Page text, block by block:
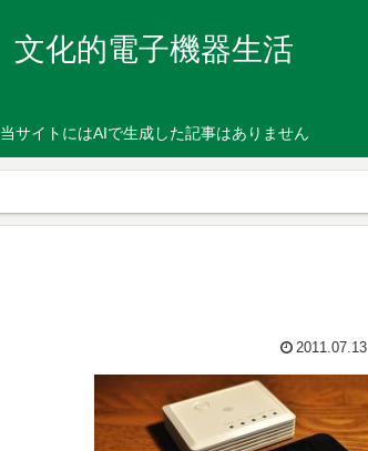
文化的電子機器生活
当サイトにはAIで生成した記事はありません
2011.07.13